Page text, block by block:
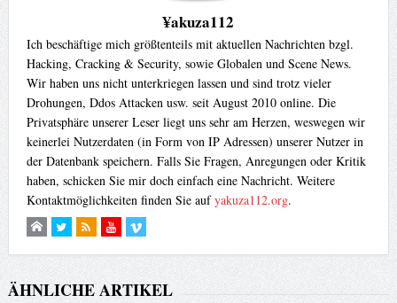
¥akuza112
Ich beschäftige mich größtenteils mit aktuellen Nachrichten bzgl.
Hacking, Cracking & Security, sowie Globalen und Scene News.
Wir haben uns nicht unterkriegen lassen und sind trotz vieler
Drohungen, Ddos Attacken usw. seit August 2010 online. Die
Privatsphäre unserer Leser liegt uns sehr am Herzen, weswegen wir
keinerlei Nutzerdaten (in Form von IP Adressen) unserer Nutzer in
der Datenbank speichern. Falls Sie Fragen, Anregungen oder Kritik
haben, schicken Sie mir doch einfach eine Nachricht. Weitere
Kontaktmöglichkeiten finden Sie aufyakuza112.org.
ÄHNLICHE ARTIKEL